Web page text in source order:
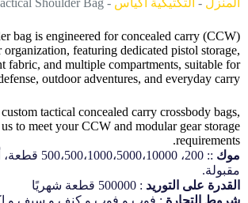
المنزل - التكتيكية أكياس -
Shoulder Bag
bag is engineered for concealed carry (CCW)
organization, featuring dedicated pistol storage,
fabric, and multiple compartments, suitable for
outdoor adventures, and everyday carry.
tactical concealed carry crossbody bags,
to meet your CCW and modular gear storage
requirements.
موك
:: 200،
مقبولة.
القدرة على التوريد : 500000 قطعة شهريًا